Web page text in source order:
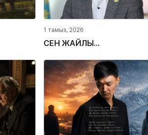
1 тамыз, 2026
СЕН ЖАЙЛЫ...